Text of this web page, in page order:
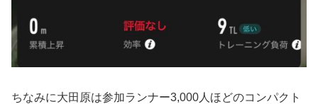
ちなみに大田原は参加ランナー3,000人ほどのコンパクト